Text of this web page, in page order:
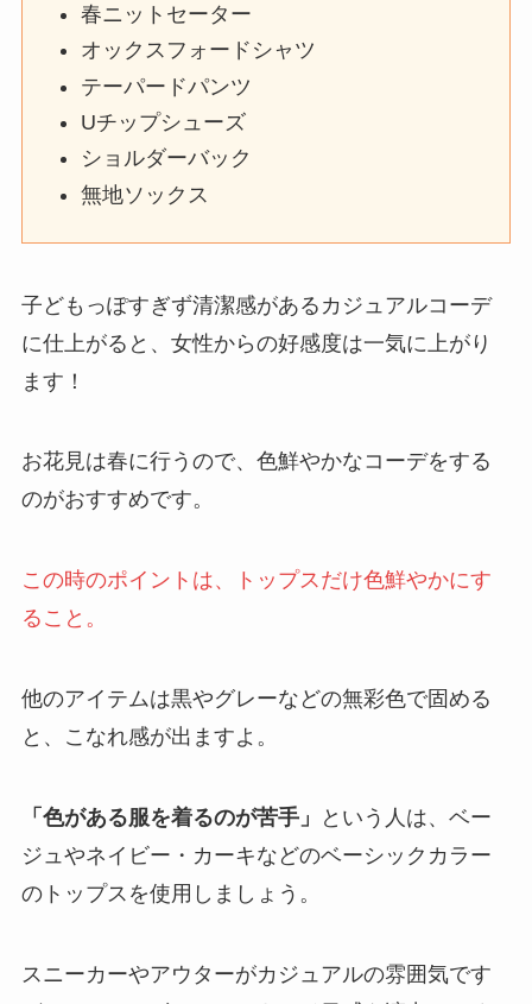
春ニットセーター
オックスフォードシャツ
テーパードパンツ
Uチップシューズ
ショルダーバック
無地ソックス
子どもっぽすぎず清潔感があるカジュアルコーデ
に仕上がると、女性からの好感度は一気に上がり
ます！
お花見は春に行うので、色鮮やかなコーデをする
のがおすすめです。
この時のポイントは、トップスだけ色鮮やかにす
ること。
他のアイテムは黒やグレーなどの無彩色で固める
と、こなれ感が出ますよ。
「色がある服を着るのが苦手」
という人は、ベー
ジュやネイビー・カーキなどのベーシックカラー
のトップスを使用しましょう。
スニーカーやアウターがカジュアルの雰囲気です